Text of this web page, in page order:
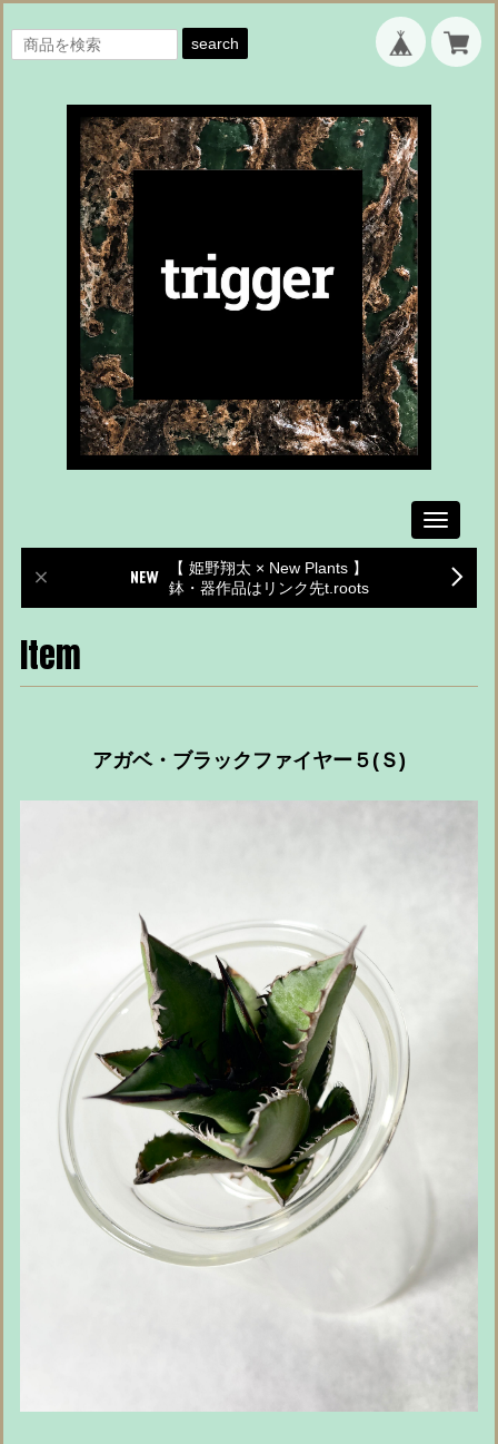
search
Toggle
【 姫野翔太 × New Plants 】
鉢・器作品はリンク先t.roots
Item
アガベ・ブラックファイヤー５(Ｓ)